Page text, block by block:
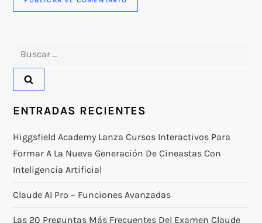
ENTRADAS RECIENTES
Higgsfield Academy Lanza Cursos Interactivos Para
Formar A La Nueva Generación De Cineastas Con
Inteligencia Artificial
Claude AI Pro – Funciones Avanzadas
Las 20 Preguntas Más Frecuentes Del Examen Claude